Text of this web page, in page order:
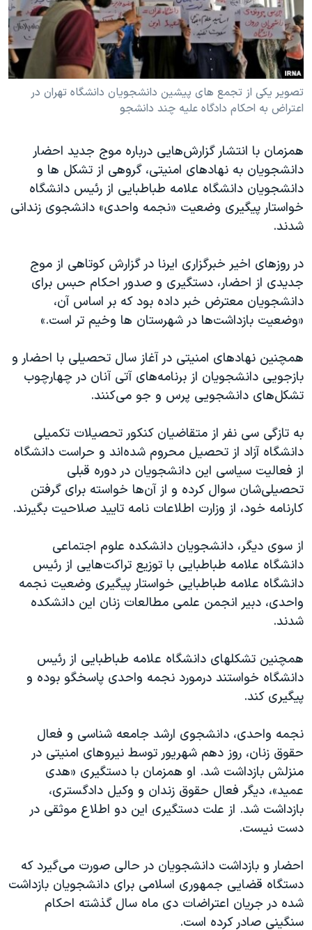
فرهنگ و زندگی
حقوق شهروندی
اقتصادی
علم و فناوری
اسرائیل در جنگ
آرشیو پخش زنده
مستندها
انتخابات ریاست جمهوری آمریکا ۲۰۲۴
حمله جمهوری اسلامی به اسرائیل
رمز مهسا
ورزش زنان در ایران
مجموعه مستندهای دادخواهی
تریبونال مردمی آبان ۹۸
دادگاه حمید نوری
قانون شفافیت دارائی کادر رهبری ایران
اعتراضات مردمی آبان ۹۸
اسرائیل در جنگ
همایش محافظه‌کاران آمریکا «سی‌پک»
صفحه‌های ویژه
دنبال کنید
زبانهای مختلف
تصویر یکی از تجمع های پیشین دانشجویان دانشگاه تهران در
اعتراض به احکام دادگاه علیه چند دانشجو
همزمان با انتشار گزارش‌هایی درباره موج جدید احضار
دانشجویان به نهادهای امنیتی، گروهی از تشکل ها و
دانشجویان دانشگاه علامه طباطبایی از رئیس دانشگاه
خواستار پیگیری وضعیت «نجمه واحدی» دانشجوی زندانی
شدند.
در روزهای اخیر خبرگزاری ایرنا در گزارش کوتاهی از موج
جدیدی از احضار، دستگیری و صدور احکام حبس برای
دانشجویان معترض خبر داده بود که بر اساس آن،
«وضعیت بازداشت‌ها در شهرستان ها وخیم تر است.»
همچنین نهادهای امنیتی در آغاز سال تحصیلی با احضار و
بازجویی دانشجویان از برنامه‌های آتی آنان در چهارچوب
تشکل‌های دانشجویی پرس و جو می‌کنند.
به تازگی سی نفر از متقاضیان کنکور تحصیلات تکمیلی
دانشگاه آزاد از تحصیل محروم شده‌اند و حراست دانشگاه
از فعالیت‌ سیاسی این دانشجویان در دوره قبلی
تحصیلی‌شان سوال کرده و از آن‌ها خواسته برای گرفتن
کارنامه خود، از وزارت اطلاعات نامه تایید صلاحیت بگیرند.
از سوی دیگر، دانشجویان دانشکده علوم اجتماعی
دانشگاه علامه طباطبایی با توزیع تراکت‌هایی از رئیس
دانشگاه علامه طباطبایی خواستار پیگیری وضعیت نجمه
واحدی، دبیر انجمن علمی مطالعات زنان این دانشکده
شدند.
همچنین تشکلهای دانشگاه علامه طباطبایی از رئیس
دانشگاه خواستند درمورد نجمه واحدی پاسخگو بوده و
پیگیری کند.
نجمه واحدی، دانشجوی ارشد جامعه شناسی و فعال
حقوق زنان، روز دهم شهریور توسط نیروهای امنیتی در
منزلش بازداشت شد. او همزمان با دستگیری «هدی
عمید»، دیگر فعال حقوق زندان و وکیل دادگستری،
بازداشت شد. از علت دستگیری این دو اطلاع موثقی در
دست نیست.
احضار و بازداشت دانشجویان در حالی صورت می‌گیرد که
دستگاه قضایی جمهوری اسلامی برای دانشجویان بازداشت
شده در جریان اعتراضات دی ماه سال گذشته احکام
سنگینی صادر کرده است.